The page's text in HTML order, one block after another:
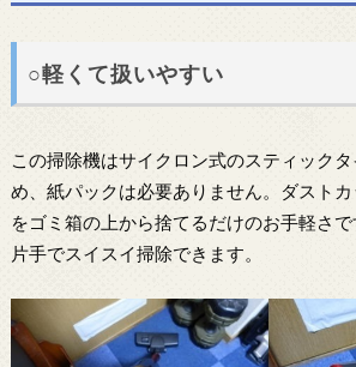
○軽くて扱いやすい
この掃除機はサイクロン式のスティック
め、紙パックは必要ありません。ダストカ
をゴミ箱の上から捨てるだけのお手軽さ
片手でスイスイ掃除できます。